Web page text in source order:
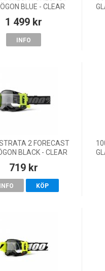
BLUE - CLEAR
1 499 kr
INFO
2 FORECAST
BLACK - CLEAR
719 kr
INFO KÖP